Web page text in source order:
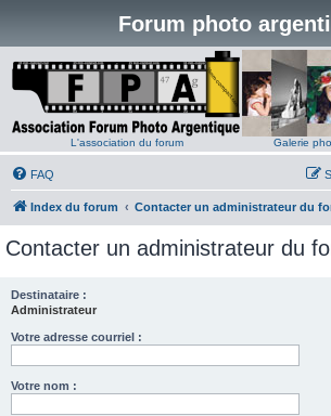
Forum photo
L'association du forum Galerie
FAQ
Index du forum Contacter un administrateur du
Contacter un administrateur du
Destinataire :
Administrateur
Votre adresse courriel :
Votre nom :